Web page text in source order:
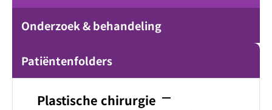
Onderzoek & behandeling
Patiëntenfolders
Plastische chirurgie remove